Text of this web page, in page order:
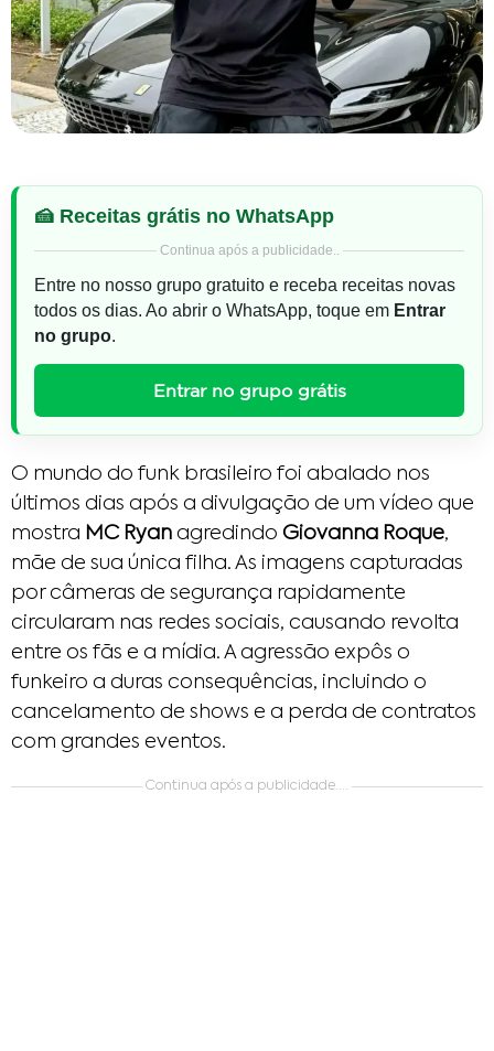
🍰 Receitas grátis no WhatsApp
Continua após a publicidade..
Entre no nosso grupo gratuito e receba receitas novas
todos os dias. Ao abrir o WhatsApp, toque em Entrar
no grupo.
Entrar no grupo grátis
O mundo do funk brasileiro foi abalado nos
últimos dias após a divulgação de um vídeo que
mostra MC Ryan agredindo Giovanna Roque,
mãe de sua única filha. As imagens capturadas
por câmeras de segurança rapidamente
circularam nas redes sociais, causando revolta
entre os fãs e a mídia. A agressão expôs o
funkeiro a duras consequências, incluindo o
cancelamento de shows e a perda de contratos
com grandes eventos.
Continua após a publicidade....